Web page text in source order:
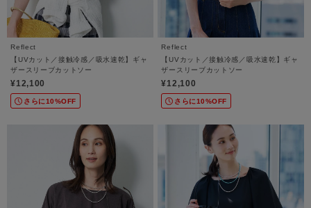
Reflect
【UVカット／接触冷感／吸水速乾】ギャ
ザースリーブカットソー
¥12,100
さらに10%OFF
Reflect
【UVカット／接触冷感／吸水速乾】ギャ
ザースリーブカットソー
¥12,100
さらに10%OFF